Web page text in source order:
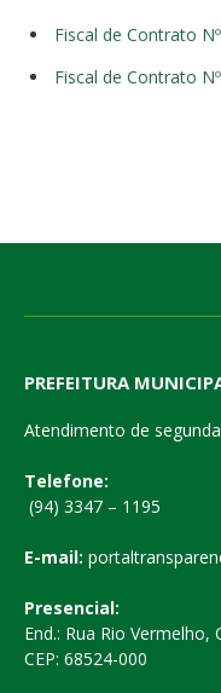
Fiscal de Contrato
Fiscal de Contrato
PREFEITURA
Atendimento de
Telefone:
(94) 3347 – 1195
E-mail:
Presencial:
End.: Rua Rio Vermelho,
CEP: 68524-000